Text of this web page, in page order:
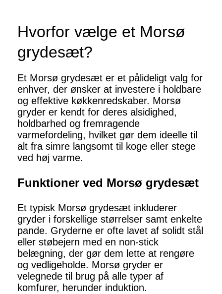
Hvorfor vælge et Morsø
grydesæt?
Et Morsø grydesæt er et pålideligt valg for
enhver, der ønsker at investere i holdbare
og effektive køkkenredskaber. Morsø
gryder er kendt for deres alsidighed,
holdbarhed og fremragende
varmefordeling, hvilket gør dem ideelle til
alt fra simre langsomt til koge eller stege
ved høj varme.
Funktioner ved Morsø grydesæt
Et typisk Morsø grydesæt inkluderer
gryder i forskellige størrelser samt enkelte
pande. Gryderne er ofte lavet af solidt stål
eller støbejern med en non-stick
belægning, der gør dem lette at rengøre
og vedligeholde. Morsø gryder er
velegnede til brug på alle typer af
komfurer, herunder induktion.